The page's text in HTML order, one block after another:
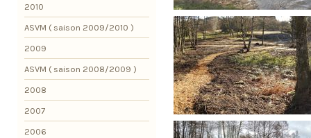
2010
ASVM ( saison 2009/2010 )
2009
ASVM ( saison 2008/2009 )
2008
2007
2006